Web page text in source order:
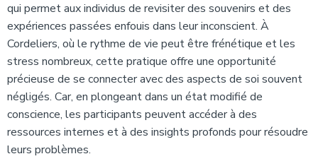
qui permet aux individus de revisiter des souvenirs et des
expériences passées enfouis dans leur inconscient. À
Cordeliers, où le rythme de vie peut être frénétique et les
stress nombreux, cette pratique offre une opportunité
précieuse de se connecter avec des aspects de soi souvent
négligés. Car, en plongeant dans un état modifié de
conscience, les participants peuvent accéder à des
ressources internes et à des insights profonds pour résoudre
leurs problèmes.